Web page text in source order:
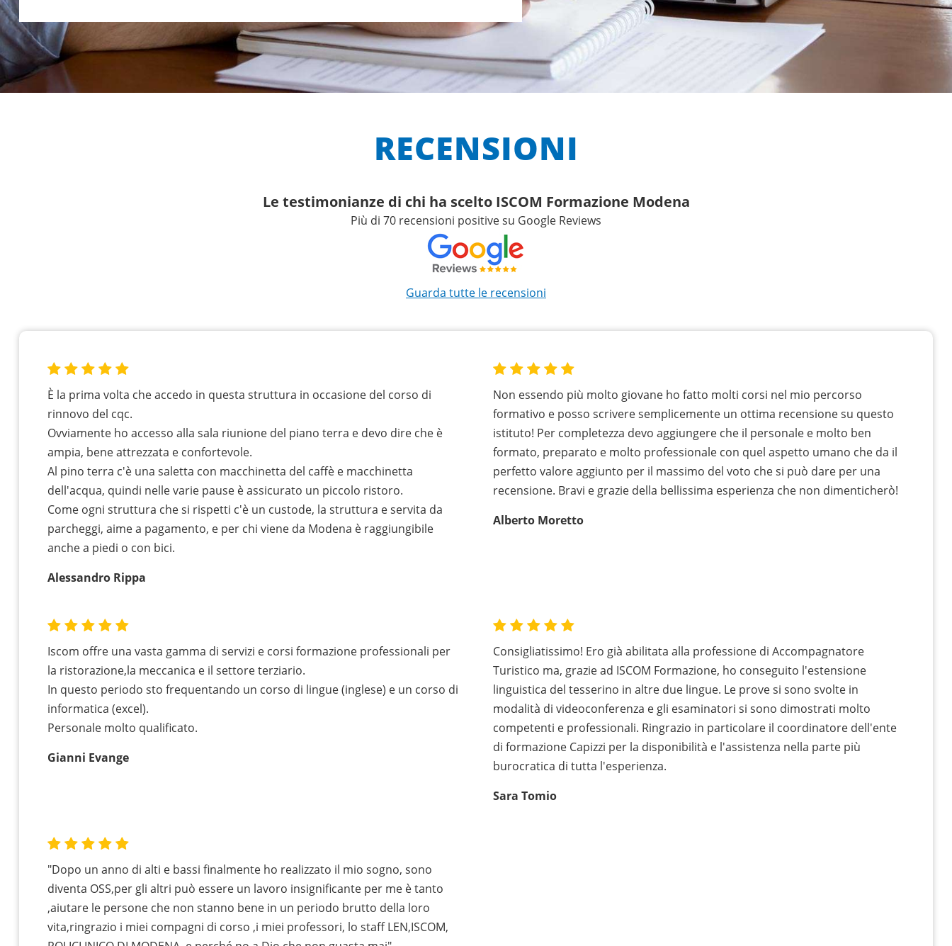
RECENSIONI
Le testimonianze di chi ha scelto ISCOM Formazione Modena
Più di 70 recensioni positive su Google Reviews
Guarda tutte le recensioni
È la prima volta che accedo in questa struttura in occasione del corso di
rinnovo del cqc.
Ovviamente ho accesso alla sala riunione del piano terra e devo dire che è
ampia, bene attrezzata e confortevole.
Al pino terra c'è una saletta con macchinetta del caffè e macchinetta
dell'acqua, quindi nelle varie pause è assicurato un piccolo ristoro.
Come ogni struttura che si rispetti c'è un custode, la struttura e servita da
parcheggi, aime a pagamento, e per chi viene da Modena è raggiungibile
anche a piedi o con bici.
Alessandro Rippa
Non essendo più molto giovane ho fatto molti corsi nel mio percorso
formativo e posso scrivere semplicemente un ottima recensione su questo
istituto! Per completezza devo aggiungere che il personale e molto ben
formato, preparato e molto professionale con quel aspetto umano che da il
perfetto valore aggiunto per il massimo del voto che si può dare per una
recensione. Bravi e grazie della bellissima esperienza che non dimenticherò!
Alberto Moretto
Iscom offre una vasta gamma di servizi e corsi formazione professionali per
la ristorazione,la meccanica e il settore terziario.
In questo periodo sto frequentando un corso di lingue (inglese) e un corso di
informatica (excel).
Personale molto qualificato.
Gianni Evange
Consigliatissimo! Ero già abilitata alla professione di Accompagnatore
Turistico ma, grazie ad ISCOM Formazione, ho conseguito l'estensione
linguistica del tesserino in altre due lingue. Le prove si sono svolte in
modalità di videoconferenza e gli esaminatori si sono dimostrati molto
competenti e professionali. Ringrazio in particolare il coordinatore dell'ente
di formazione Capizzi per la disponibilità e l'assistenza nella parte più
burocratica di tutta l'esperienza.
Sara Tomio
"Dopo un anno di alti e bassi finalmente ho realizzato il mio sogno, sono
diventa OSS,per gli altri può essere un lavoro insignificante per me è tanto
,aiutare le persone che non stanno bene in un periodo brutto della loro
vita,ringrazio i miei compagni di corso ,i miei professori, lo staff LEN,ISCOM,